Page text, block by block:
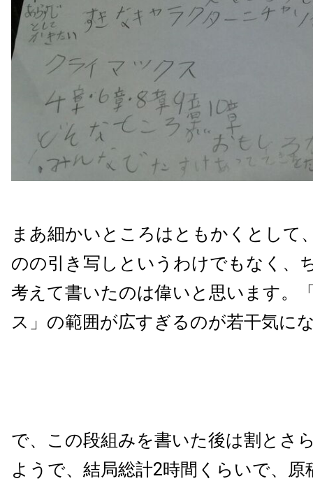
まあ細かいところはともかくとして
のの引き写しというわけでもなく、
考えて書いたのは偉いと思います。
ス」の範囲が広すぎるのが若干気に
で、この段組みを書いた後は割とさ
ようで、結局総計2時間くらいで、原